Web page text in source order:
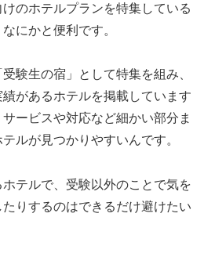
のホテルプランを特集している
にかと便利です。
験生の宿」として特集を組み、
があるホテルを掲載しています
ービスや対応など細かい部分ま
ルが見つかりやすいんです。
テルで、受験以外のことで気を
りするのはできるだけ避けたい